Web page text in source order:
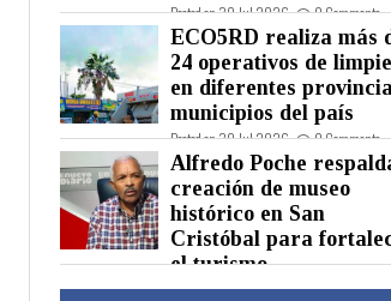
Posted on 30 Jul 2026 - 0 Comments
ECO5RD realiza más
24 operativos de
en diferentes
municipios del país
Posted on 30 Jul 2026 - 0 Comments
Alfredo Poche
creación de museo
histórico en San
Cristóbal para
el turismo
Posted on 30 Jul 2026 - 0 Comments